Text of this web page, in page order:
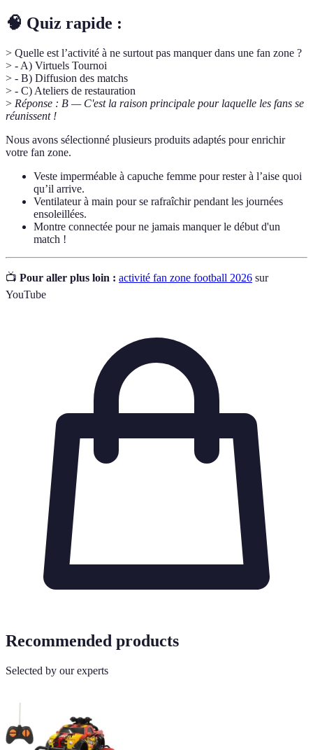
🧠 Quiz rapide :
> Quelle est l’activité à ne surtout pas manquer dans une fan zone ?
> - A) Virtuels Tournoi
> - B) Diffusion des matchs
> - C) Ateliers de restauration
> Réponse : B — C'est la raison principale pour laquelle les fans se
réunissent !
Nous avons sélectionné plusieurs produits adaptés pour enrichir
votre fan zone.
Veste imperméable à capuche femme pour rester à l’aise quoi
qu’il arrive.
Ventilateur à main pour se rafraîchir pendant les journées
ensoleillées.
Montre connectée pour ne jamais manquer le début d'un
match !
📺 Pour aller plus loin : activité fan zone football 2026 sur
YouTube
Recommended products
Selected by our experts